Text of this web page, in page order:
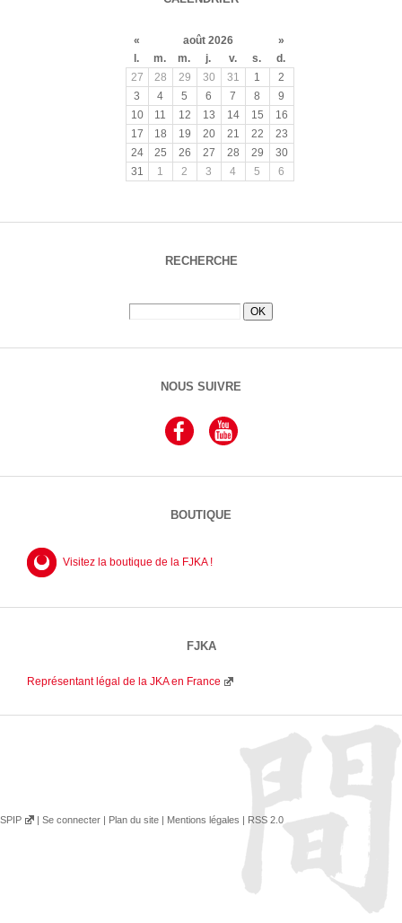
« août 2026
»
l.
m. m. j. v. s.
d.
27
28 29 30 31 1
2
3
4 5 6 7 8
9
10
11 12 13 14 15
16
17
18 19 20 21 22
23
24
25 26 27 28 29
30
31
1 2 3 4 5 6
RECHERCHE
NOUS SUIVRE
BOUTIQUE
Visitez la boutique de la FJKA !
FJKA
Représentant légal de la JKA en France
SPIP | Se connecter | Plan du site | Mentions légales | RSS 2.0